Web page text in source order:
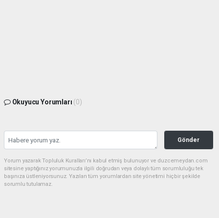
Okuyucu Yorumları (0)
Gönder
Yorum yazarak Topluluk Kuralları’nı kabul etmiş bulunuyor ve duzcemeydan.com
sitesine yaptığınız yorumunuzla ilgili doğrudan veya dolaylı tüm sorumluluğu tek
başınıza üstleniyorsunuz. Yazılan tüm yorumlardan site yönetimi hiçbir şekilde
sorumlu tutulamaz.